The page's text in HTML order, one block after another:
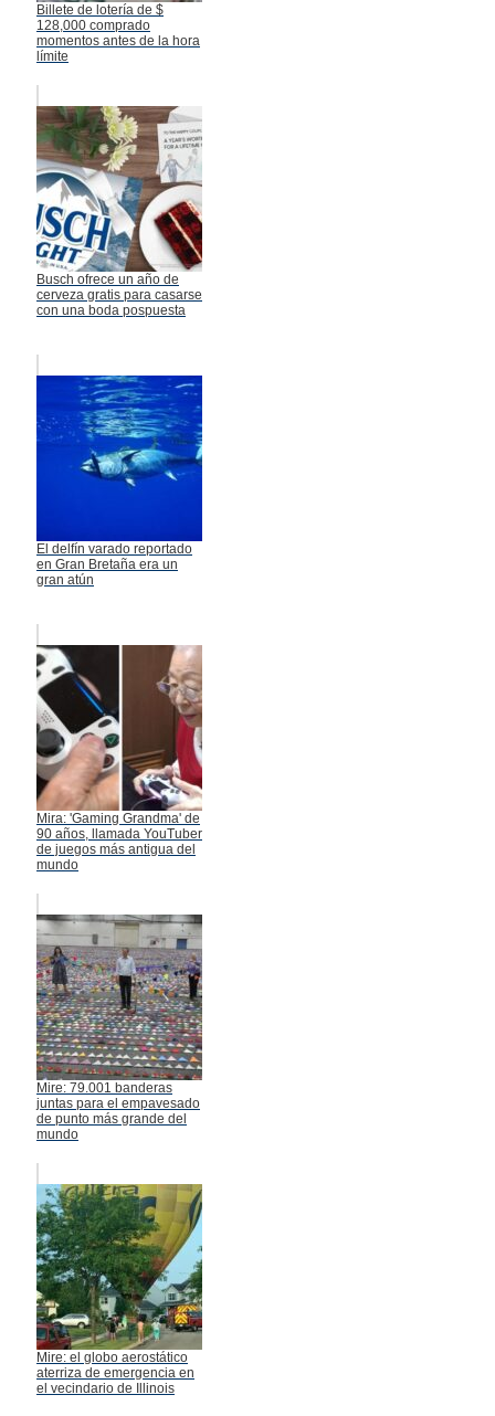
Billete de lotería de $
128,000 comprado
momentos antes de la hora
límite
Busch ofrece un año de
cerveza gratis para casarse
con una boda pospuesta
El delfín varado reportado
en Gran Bretaña era un
gran atún
Mira: 'Gaming Grandma' de
90 años, llamada YouTuber
de juegos más antigua del
mundo
Mire: 79.001 banderas
juntas para el empavesado
de punto más grande del
mundo
Mire: el globo aerostático
aterriza de emergencia en
el vecindario de Illinois